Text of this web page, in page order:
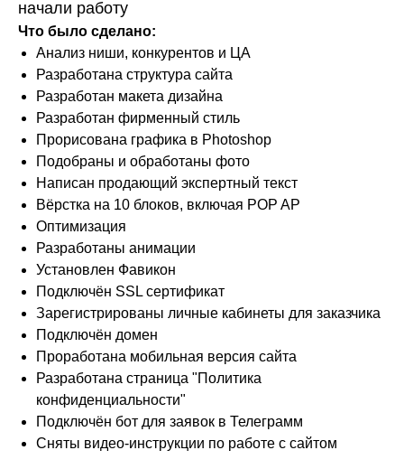
начали работу
Что было сделано:
Анализ ниши, конкурентов и ЦА
Разработана структура сайта
Разработан макета дизайна
Разработан фирменный стиль
Прорисована графика в Photoshop
Подобраны и обработаны фото
Написан продающий экспертный текст
Вёрстка на 10 блоков, включая POP AP
Оптимизация
Разработаны анимации
Установлен Фавикон
Подключён SSL сертификат
Зарегистрированы личные кабинеты для заказчика
Подключён домен
Проработана мобильная версия сайта
Разработана страница "Политика
конфиденциальности"
Подключён бот для заявок в Телеграмм
Сняты видео-инструкции по работе с сайтом